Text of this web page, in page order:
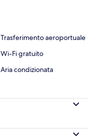
Trasferimento aeroportuale
Wi-Fi gratuito
Aria condizionata